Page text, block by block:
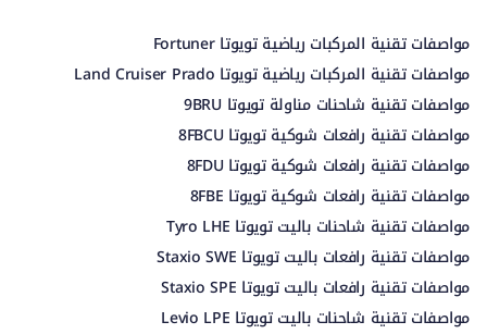
مواصفات تقنية المركبات رياضية تويوتا Fortuner
مواصفات تقنية المركبات رياضية تويوتا Land Cruiser Prado
مواصفات تقنية شاحنات مناولة تويوتا 9BRU
مواصفات تقنية رافعات شوكية تويوتا 8FBCU
مواصفات تقنية رافعات شوكية تويوتا 8FDU
مواصفات تقنية رافعات شوكية تويوتا 8FBE
مواصفات تقنية شاحنات باليت تويوتا Tyro LHE
مواصفات تقنية رافعات باليت تويوتا Staxio SWE
مواصفات تقنية رافعات باليت تويوتا Staxio SPE
مواصفات تقنية شاحنات باليت تويوتا Levio LPE